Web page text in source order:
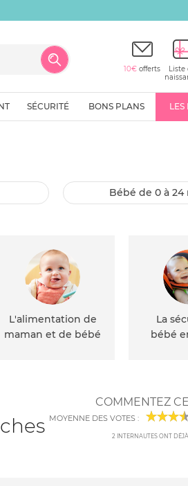
10€ offerts
Liste
SÉCURITÉ BONS PLANS LES
bébé de 0 à
L'alimentation de
maman et de bébé
La
bébé
COMMENTEZ
MOYENNE DES VOTES :
2 INTERNAUTES ONT